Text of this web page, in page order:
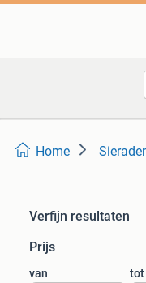
Home
Verfijn resultaten
Prijs
van tot